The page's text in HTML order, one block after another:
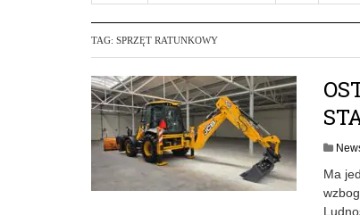
TAG: SPRZĘT RATUNKOWY
Ma